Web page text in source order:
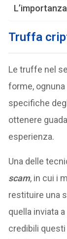
Truffa
Le truffe nel
forme,
specifiche
ottenere
esperienza.
Una delle
scam, in cui i
restituire una
quella inviata
credibili